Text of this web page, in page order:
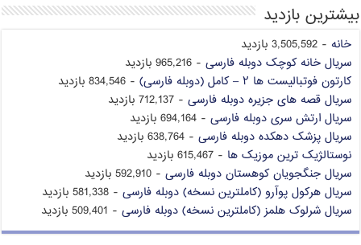
بیشترین بازدید
خانه - 3,505,592 بازدید
سریال خانه کوچک دوبله فارسی - 965,216 بازدید
کارتون فوتبالیست ها ۲ – کامل (دوبله فارسی)
- 834,546 بازدید
سریال قصه های جزیره دوبله فارسی - 712,137 بازدید
سریال ارتش سری دوبله فارسی - 694,164 بازدید
سریال پزشک دهکده دوبله فارسی - 638,764 بازدید
نوستالژیک ترین موزیک ها - 615,467 بازدید
سریال جنگجویان کوهستان دوبله فارسی - 592,910 بازدید
سریال هرکول پوآرو (کاملترین نسخه) دوبله فارسی - 581,338 بازدید
سریال شرلوک هلمز (کاملترین نسخه) دوبله فارسی - 509,401 بازدید